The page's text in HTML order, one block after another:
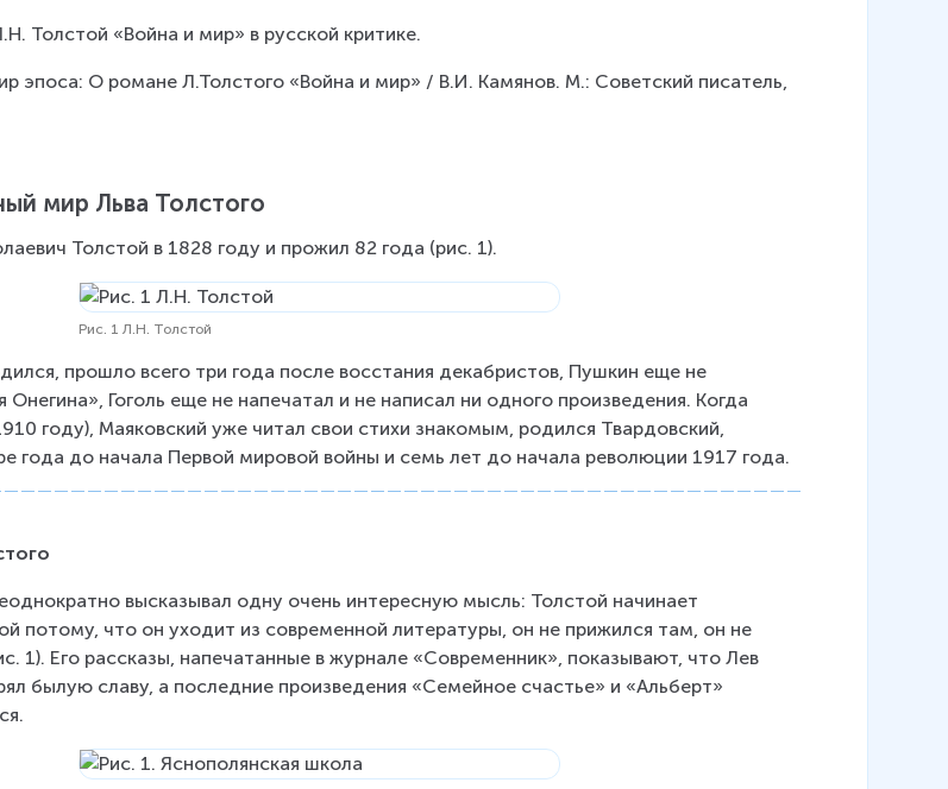
Толстой «Война и мир» в русской критике.
эпоса: О романе Л.Толстого «Война и мир» / В.И. Камянов. М.: Советский писатель,
мир Льва Толстого
Толстой в 1828 году и прожил 82 года (рис. 1).
Рис. 1 Л.Н. Толстой
прошло всего три года после восстания декабристов, Пушкин еще не
Онегина», Гоголь еще не напечатал и не написал ни одного произведения. Когда
году), Маяковский уже читал свои стихи знакомым, родился Твардовский,
года до начала Первой мировой войны и семь лет до начала революции 1917 года.
высказывал одну очень интересную мысль: Толстой начинает
потому, что он уходит из современной литературы, он не прижился там, он не
1). Его рассказы, напечатанные в журнале «Современник», показывают, что Лев
былую славу, а последние произведения «Семейное счастье» и «Альберт»